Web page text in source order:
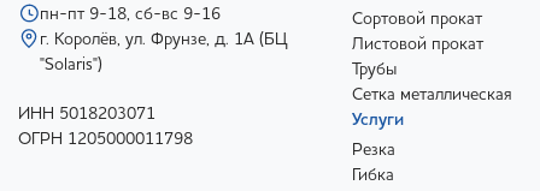
пн-пт 9-18, сб-вс 9-16
г. Королёв, ул. Фрунзе, д. 1А (БЦ
"Solaris")
ИНН 5018203071
ОГРН 1205000011798
Сортовой прокат
Листовой прокат
Трубы
Сетка металлическая
Услуги
Резка
Гибка